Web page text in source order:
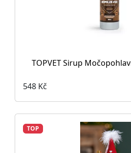
TOPVET Sirup
548 Kč
TOP